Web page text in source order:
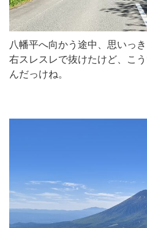
八幡平へ向かう途中、思いっき
右スレスレで抜けたけど、こ
んだっけね。